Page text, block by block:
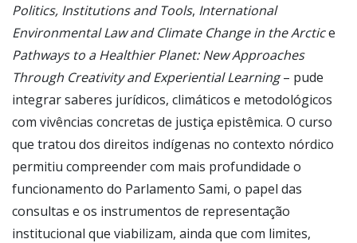
Politics, Institutions and Tools, International
Environmental Law and Climate Change in the Arctice
Pathways to a Healthier Planet: New Approaches
Through Creativity and Experiential Learning– pude
integrar saberes jurídicos, climáticos e metodológicos
com vivências concretas de justiça epistêmica. O curso
que tratou dos direitos indígenas no contexto nórdico
permitiu compreender com mais profundidade o
funcionamento do Parlamento Sami, o papel das
consultas e os instrumentos de representação
institucional que viabilizam, ainda que com limites,